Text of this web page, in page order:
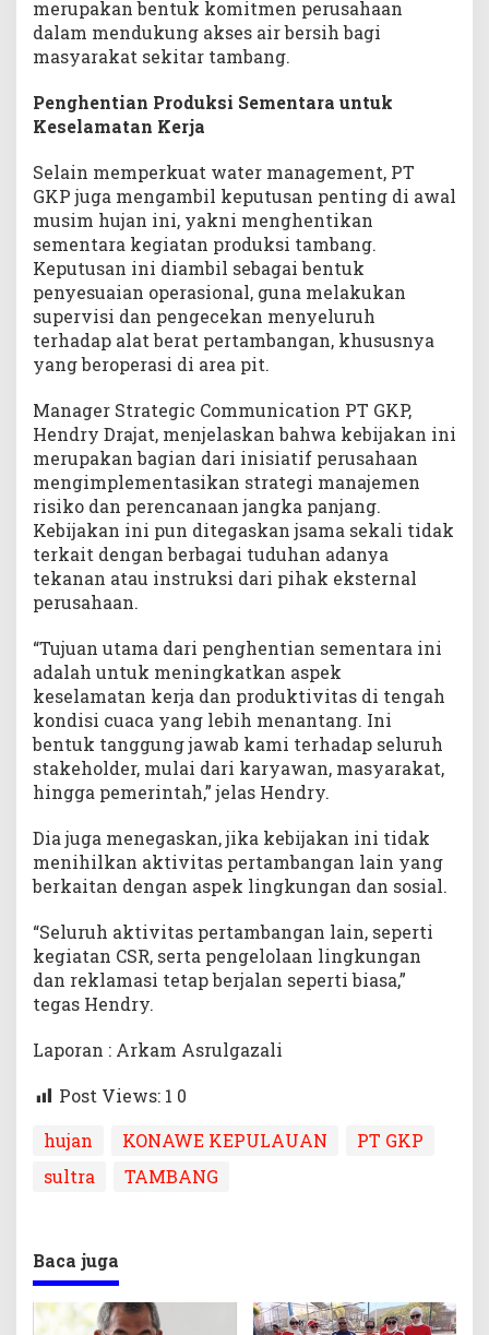
merupakan bentuk komitmen perusahaan
dalam mendukung akses air bersih bagi
masyarakat sekitar tambang.
Penghentian Produksi Sementara untuk
Keselamatan Kerja
Selain memperkuat water management, PT
GKP juga mengambil keputusan penting di awal
musim hujan ini, yakni menghentikan
sementara kegiatan produksi tambang.
Keputusan ini diambil sebagai bentuk
penyesuaian operasional, guna melakukan
supervisi dan pengecekan menyeluruh
terhadap alat berat pertambangan, khususnya
yang beroperasi di area pit.
Manager Strategic Communication PT GKP,
Hendry Drajat, menjelaskan bahwa kebijakan ini
merupakan bagian dari inisiatif perusahaan
mengimplementasikan strategi manajemen
risiko dan perencanaan jangka panjang.
Kebijakan ini pun ditegaskan jsama sekali tidak
terkait dengan berbagai tuduhan adanya
tekanan atau instruksi dari pihak eksternal
perusahaan.
“Tujuan utama dari penghentian sementara ini
adalah untuk meningkatkan aspek
keselamatan kerja dan produktivitas di tengah
kondisi cuaca yang lebih menantang. Ini
bentuk tanggung jawab kami terhadap seluruh
stakeholder, mulai dari karyawan, masyarakat,
hingga pemerintah,” jelas Hendry.
Dia juga menegaskan, jika kebijakan ini tidak
menihilkan aktivitas pertambangan lain yang
berkaitan dengan aspek lingkungan dan sosial.
“Seluruh aktivitas pertambangan lain, seperti
kegiatan CSR, serta pengelolaan lingkungan
dan reklamasi tetap berjalan seperti biasa,”
tegas Hendry.
Laporan : Arkam Asrulgazali
Post Views: 1 0
hujan
KONAWE KEPULAUAN
PT GKP
sultra
TAMBANG
Baca juga